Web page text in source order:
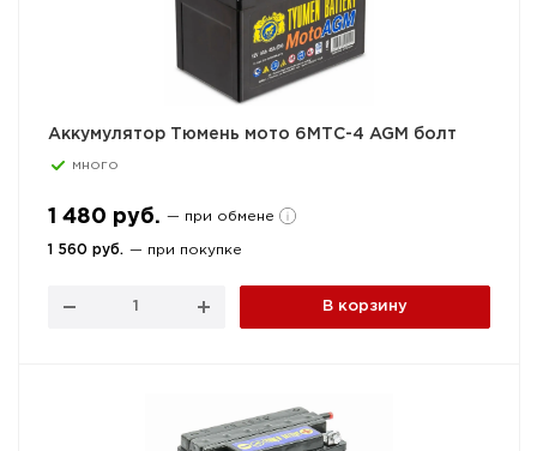
Аккумулятор Тюмень мото 6МТС-4 AGM болт
много
1 480 руб. — при обмене
1 560 руб. — при покупке
В корзину